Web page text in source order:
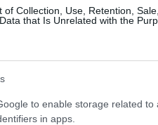
of Collection, Use, Retention,
that Is Unrelated with the
to enable storage related to
in apps.
e ha contribuito a
notizie dal Midwest,
chiusura governativa
in tutta la regione.
Sandy nel 2012.